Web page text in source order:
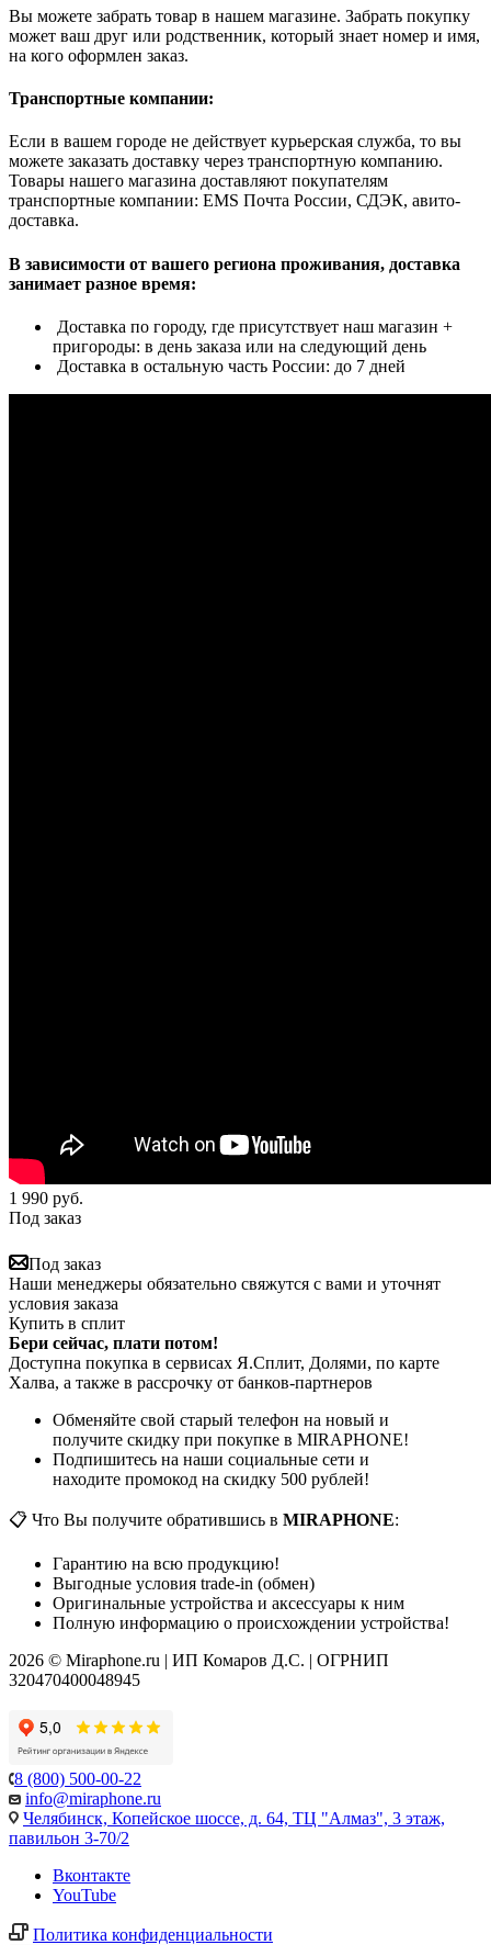
Вы можете забрать товар в нашем магазине. Забрать покупку
может ваш друг или родственник, который знает номер и имя,
на кого оформлен заказ.
Транспортные компании:
Если в вашем городе не действует курьерская служба, то вы
можете заказать доставку через транспортную компанию.
Товары нашего магазина доставляют покупателям
транспортные компании: EMS Почта России, СДЭК, авито-
доставка.
В зависимости от вашего региона проживания, доставка
занимает разное время:
Доставка по городу, где присутствует наш магазин +
пригороды: в день заказа или на следующий день
Доставка в остальную часть России: до 7 дней
1 990 руб.
Под заказ
Под заказ
Наши менеджеры обязательно свяжутся с вами и уточнят
условия заказа
Купить в сплит
Бери сейчас, плати потом!
Доступна покупка в сервисах Я.Сплит, Долями, по карте
Халва, а также в рассрочку от банков-партнеров
Обменяйте свой старый телефон на новый и
получите скидку при покупке в MIRAPHONE!
Подпишитесь на наши социальные сети и
находите промокод на скидку 500 рублей!
📋 Что Вы получите обратившись в MIRAPHONE:
Гарантию на всю продукцию!
Выгодные условия trade-in (обмен)
Оригинальные устройства и аксессуары к ним
Полную информацию о происхождении устройства!
2026 © Miraphone.ru | ИП Комаров Д.С. | ОГРНИП
320470400048945
8 (800) 500-00-22
info@miraphone.ru
Челябинск, Копейское шоссе, д. 64, ТЦ "Алмаз", 3 этаж,
павильон 3-70/2
Вконтакте
YouTube
Политика конфиденциальности